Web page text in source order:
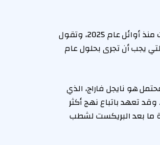
وبالنظر إلى المدى الأطول، يتصدر حزب “إصلاح المملكة المتحدة” الاستطلاعات منذ أوائل عام 2025، وتقول
يجب أن تجرى بحلول عام
هو نايجل فاراج، الذي
تعهد باتباع نهج أكثر
ما بعد البريكست لشطب